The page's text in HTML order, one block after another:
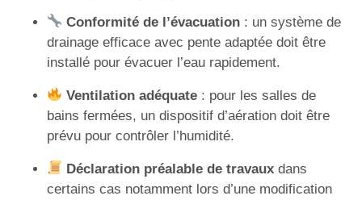
Conformité de l’évacuation : un système de
drainage efficace avec pente adaptée doit être
installé pour évacuer l’eau rapidement.
Ventilation adéquate : pour les salles de
bains fermées, un dispositif d’aération doit être
prévu pour contrôler l’humidité.
Déclaration préalable de travaux dans
certains cas notamment lors d’une modification